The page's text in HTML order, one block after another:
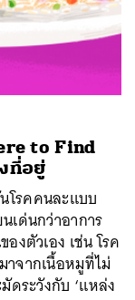
to Find
ที่อยู่
โรคคนละแบบ
เด่นกว่าอาการ
งตัวเอง เช่น โรค
จากเนื้อหมูที่ไม่
ดระวังกับ ‘แหล่ง